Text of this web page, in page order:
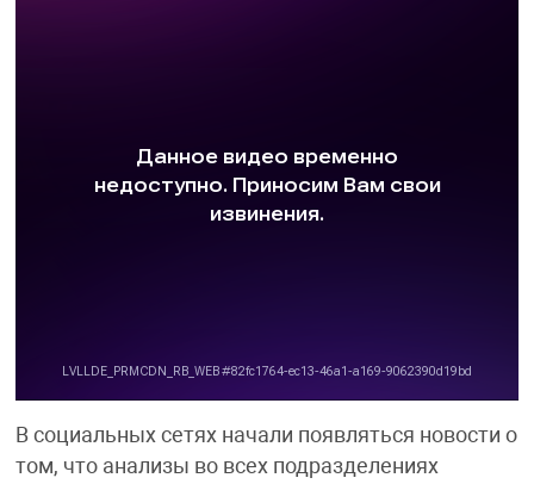
В социальных сетях начали появляться новости о
том, что анализы во всех подразделениях